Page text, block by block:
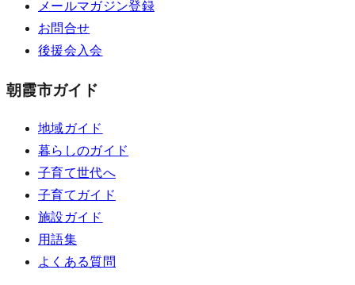
メールマガジン登録
お問合せ
後援会入会
朝霞市ガイド
地域ガイド
暮らしのガイド
子育て世代へ
子育てガイド
施設ガイド
用語集
よくある質問